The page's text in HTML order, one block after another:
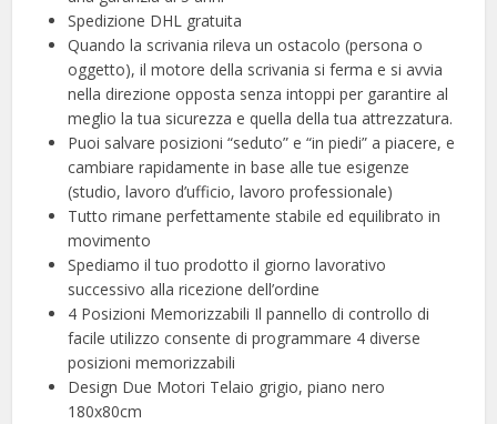
Spedizione DHL gratuita
Quando la scrivania rileva un ostacolo (persona o
oggetto), il motore della scrivania si ferma e si avvia
nella direzione opposta senza intoppi per garantire al
meglio la tua sicurezza e quella della tua attrezzatura.
Puoi salvare posizioni “seduto” e “in piedi” a piacere, e
cambiare rapidamente in base alle tue esigenze
(studio, lavoro d’ufficio, lavoro professionale)
Tutto rimane perfettamente stabile ed equilibrato in
movimento
Spediamo il tuo prodotto il giorno lavorativo
successivo alla ricezione dell’ordine
4 Posizioni Memorizzabili Il pannello di controllo di
facile utilizzo consente di programmare 4 diverse
posizioni memorizzabili
Design Due Motori Telaio grigio, piano nero
180x80cm